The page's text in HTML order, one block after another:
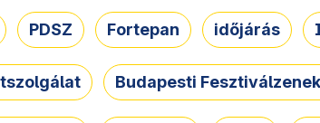
PDSZ Fortepan időjárás
Budapesti